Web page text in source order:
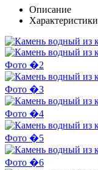
Описание
Характеристики